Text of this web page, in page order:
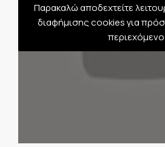
Παρακαλώ αποδεχτείτε
διαφήμισης cookies για
περιεχόμενο